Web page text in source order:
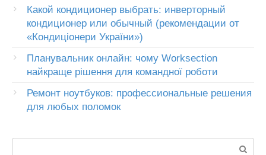
Какой кондиционер выбрать: инверторный
кондиционер или обычный (рекомендации от
«Кондиціонери України»)
Планувальник онлайн: чому Worksection
найкраще рішення для командної роботи
Ремонт ноутбуков: профессиональные решения
для любых поломок